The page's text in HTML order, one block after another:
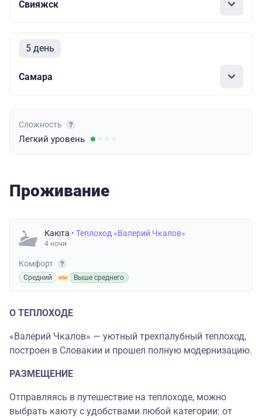
Свияжск
5 день
Самара
Сложность
Легкий уровень
Проживание
Каюта • Теплоход «Валерий Чкалов»
4 ночи
Комфорт
Средний Выше среднего
О ТЕПЛОХОДЕ
«Валерий Чкалов» — уютный трехпалубный теплоход,
построен в Словакии и прошел полную модернизацию.
РАЗМЕЩЕНИЕ
Отправляясь в путешествие на теплоходе, можно
выбрать каюту с удобствами любой категории: от